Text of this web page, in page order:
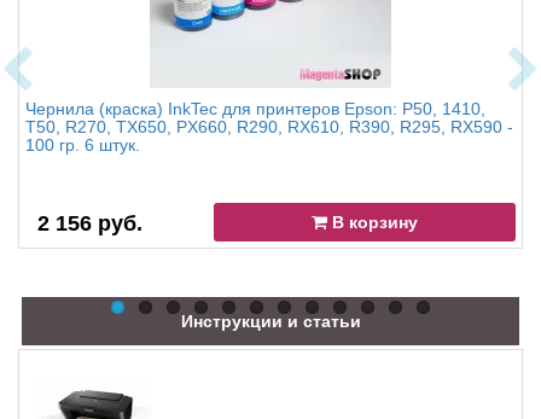
Чернила (краска) InkTec для принтеров Epson: P50, 1410,
T50, R270, TX650, PX660, R290, RX610, R390, R295, RX590 -
100 гр. 6 штук.
2 156 руб. В корзину
Инструкции и статьи